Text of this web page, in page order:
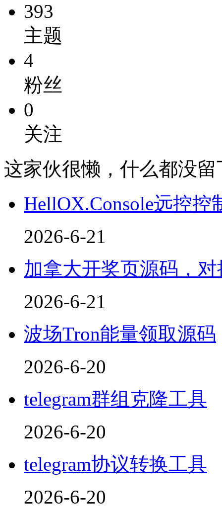
393
主题
4
粉丝
0
关注
这家伙很懒，什么都没留
HellOX.Console远控控
2026-6-21
加拿大开奖页源码，
2026-6-21
波场Tron能量领取源码
2026-6-20
telegram群组克隆工具
2026-6-20
telegram协议转换工具
2026-6-20